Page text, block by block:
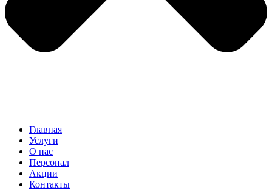
Главная
Услуги
О нас
Персонал
Акции
Контакты